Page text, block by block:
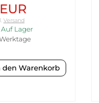
Versand
Auf Lager